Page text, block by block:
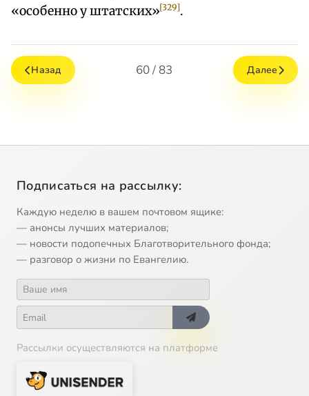
«особенно у штатских»[329].
Назад 60 / 83 Далее
Подписаться на рассылку:
Каждую неделю в вашем почтовом ящике:
— анонсы лучших материалов;
— новости подопечных Благотворительного фонда;
— разговор о жизни по Евангелию.
Рассылки осуществляются на платформе